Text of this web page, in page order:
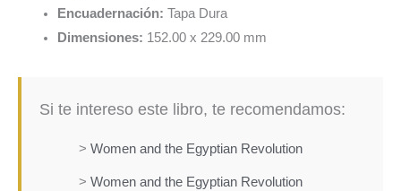
Encuadernación: Tapa Dura
Dimensiones: 152.00 x 229.00 mm
Si te intereso este libro, te recomendamos:
> Women and the Egyptian Revolution
> Women and the Egyptian Revolution